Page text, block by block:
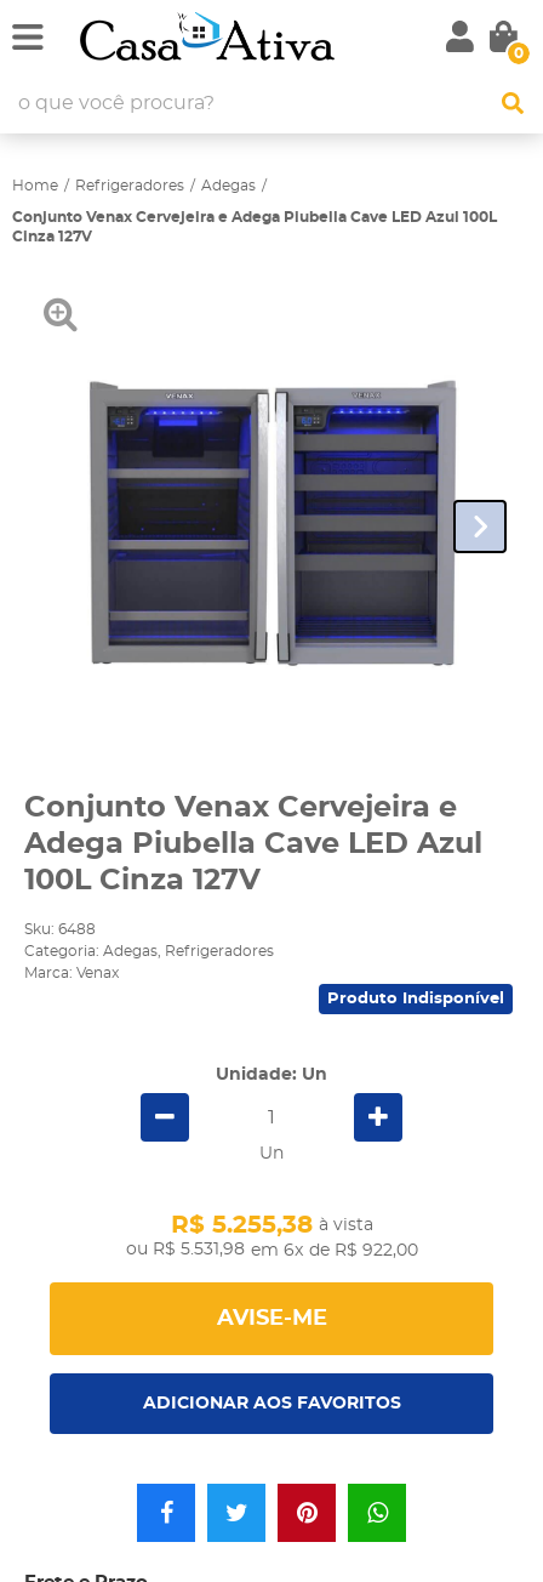
0
Home Refrigeradores Adegas
Conjunto Venax Cervejeira e Adega Piubella Cave LED Azul 100L
Cinza 127V
Conjunto Venax Cervejeira e
Adega Piubella Cave LED Azul
100L Cinza 127V
Sku: 6488
Categoria: Adegas
Refrigeradores
Marca: Venax
Produto Indisponível
Unidade: Un
Un
R$ 5.531,98
R$ 5.255,38 à vista
em 6x de R$ 922,00
AVISE-ME
ADICIONAR AOS FAVORITOS